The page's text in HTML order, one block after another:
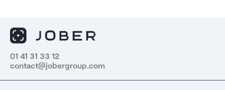
01 41 31 33 12
contact@jobergroup.com